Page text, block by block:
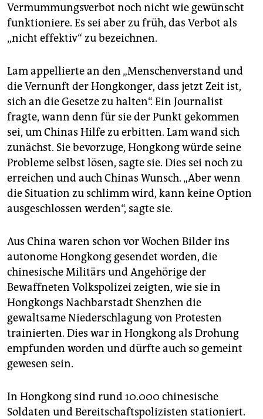
Vermummungsverbot noch nicht wie gewünscht
funktioniere. Es sei aber zu früh, das Verbot als
„nicht effektiv“ zu bezeichnen.
Lam appellierte an den „Menschenverstand und
die Vernunft der Hongkonger, dass jetzt Zeit ist,
sich an die Gesetze zu halten“. Ein Journalist
fragte, wann denn für sie der Punkt gekommen
sei, um Chinas Hilfe zu erbitten. Lam wand sich
zunächst. Sie bevorzuge, Hongkong würde seine
Probleme selbst lösen, sagte sie. Dies sei noch zu
erreichen und auch Chinas Wunsch. „Aber wenn
die Situation zu schlimm wird, kann keine Option
ausgeschlossen werden“, sagte sie.
Aus China waren schon vor Wochen Bilder ins
autonome Hongkong gesendet worden, die
chinesische Militärs und Angehörige der
Bewaffneten Volkspolizei zeigten, wie sie in
Hongkongs Nachbarstadt Shenzhen die
gewaltsame Niederschlagung von Protesten
trainierten. Dies war in Hongkong als Drohung
empfunden worden und dürfte auch so gemeint
gewesen sein.
In Hongkong sind rund 10.000 chinesische
Soldaten und Bereitschaftspolizisten stationiert.